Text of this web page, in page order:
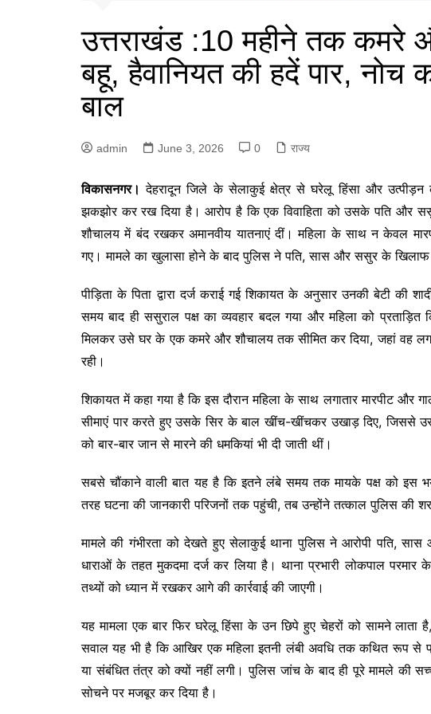
उत्तराखंड :10 महीने तक कमरे
बहू, हैवानियत की हदें पार, नोच
बाल
admin June 3, 2026 0 राज्य
विकासनगर। देहरादून जिले के सेलाकुई क्षेत्र से घरेलू हिंसा और
झकझोर कर रख दिया है। आरोप है कि एक विवाहिता को उसके पति और
शौचालय में बंद रखकर अमानवीय यातनाएं दीं। महिला के साथ न केवल
गए। मामले का खुलासा होने के बाद पुलिस ने पति, सास और ससुर के
पीड़िता के पिता द्वारा दर्ज कराई गई शिकायत के अनुसार उनकी बेटी
समय बाद ही ससुराल पक्ष का व्यवहार बदल गया और महिला को
मिलकर उसे घर के एक कमरे और शौचालय तक सीमित कर दिया, जहां वह
रही।
शिकायत में कहा गया है कि इस दौरान महिला के साथ लगातार मारपीट और
सीमाएं पार करते हुए उसके सिर के बाल खींच-खींचकर उखाड़ दिए, जिससे
को बार-बार जान से मारने की धमकियां भी दी जाती थीं।
सबसे चौंकाने वाली बात यह है कि इतने लंबे समय तक मायके पक्ष को इस
तरह घटना की जानकारी परिजनों तक पहुंची, तब उन्होंने तत्काल पुलिस की
मामले की गंभीरता को देखते हुए सेलाकुई थाना पुलिस ने आरोपी पति, सास
धाराओं के तहत मुकदमा दर्ज कर लिया है। थाना प्रभारी लोकपाल
तथ्यों को ध्यान में रखकर आगे की कार्रवाई की जाएगी।
यह मामला एक बार फिर घरेलू हिंसा के उन छिपे हुए चेहरों को सामने लाता
सवाल यह भी है कि आखिर एक महिला इतनी लंबी अवधि तक कथित रूप से
या संबंधित तंत्र को क्यों नहीं लगी। पुलिस जांच के बाद ही पूरे मामले की
सोचने पर मजबूर कर दिया है।